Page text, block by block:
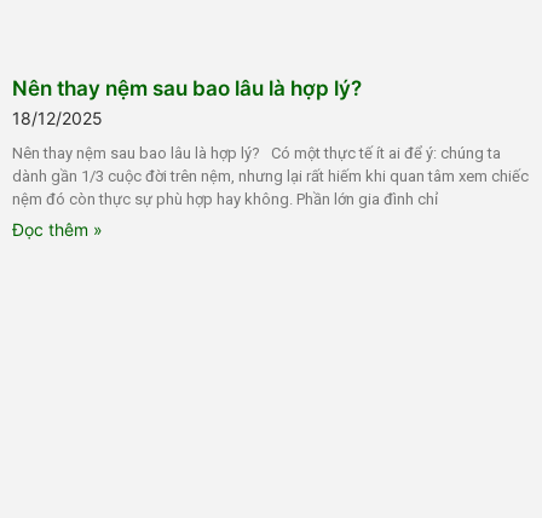
Nên thay nệm sau bao lâu là hợp lý?
18/12/2025
Nên thay nệm sau bao lâu là hợp lý? Có một thực tế ít ai để ý: chúng ta
dành gần 1/3 cuộc đời trên nệm, nhưng lại rất hiếm khi quan tâm xem chiếc
nệm đó còn thực sự phù hợp hay không. Phần lớn gia đình chỉ
Đọc thêm »